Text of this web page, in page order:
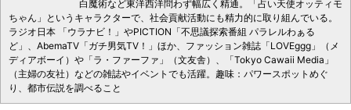
白魔術など東洋西洋問わず幅広く精通。「占い天使オッティモ
ちゃん」というキャラクターで、社会貢献活動にも精力的に取り組んでいる。
ラジオ日本 「ウラナビ！」やPICTION「不思議探索番組 パラレルわぁる
ど」、AbemaTV「ガチ男気TV！」ほか、ファッション雑誌「LOVEggg」（メ
ディアボーイ）や「ラ・ファーファ」（文友舎）、「Tokyo Cawaii Media」
（主婦の友社）などの雑誌やイベントでも活躍。趣味：パワースポットめぐ
り、都市伝説を調べること